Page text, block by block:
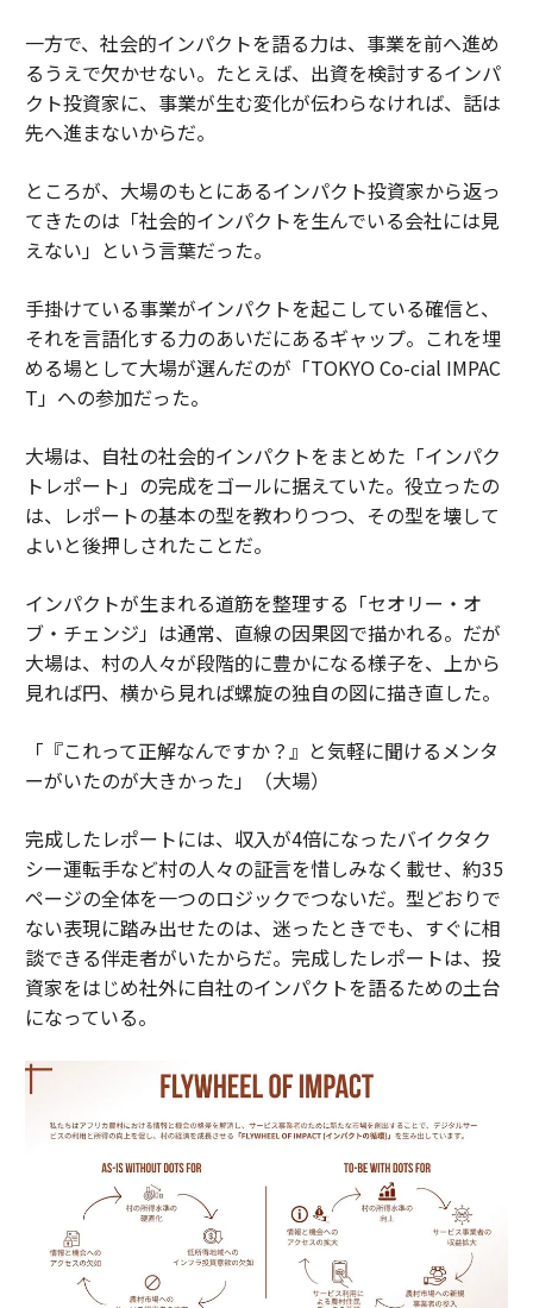
一方で、社会的インパクトを語る力は、事業を前へ進め
るうえで欠かせない。たとえば、出資を検討するインパ
クト投資家に、事業が生む変化が伝わらなければ、話は
先へ進まないからだ。
ところが、大場のもとにあるインパクト投資家から返っ
てきたのは「社会的インパクトを生んでいる会社には見
えない」という言葉だった。
手掛けている事業がインパクトを起こしている確信と、
それを言語化する力のあいだにあるギャップ。これを埋
める場として大場が選んだのが「TOKYO Co-cial IMPAC
T」への参加だった。
大場は、自社の社会的インパクトをまとめた「インパク
トレポート」の完成をゴールに据えていた。役立ったの
は、レポートの基本の型を教わりつつ、その型を壊して
よいと後押しされたことだ。
インパクトが生まれる道筋を整理する「セオリー・オ
ブ・チェンジ」は通常、直線の因果図で描かれる。だが
大場は、村の人々が段階的に豊かになる様子を、上から
見れば円、横から見れば螺旋の独自の図に描き直した。
「『これって正解なんですか？』と気軽に聞けるメンタ
ーがいたのが大きかった」（大場）
完成したレポートには、収入が4倍になったバイクタク
シー運転手など村の人々の証言を惜しみなく載せ、約35
ページの全体を一つのロジックでつないだ。型どおりで
ない表現に踏み出せたのは、迷ったときでも、すぐに相
談できる伴走者がいたからだ。完成したレポートは、投
資家をはじめ社外に自社のインパクトを語るための土台
になっている。